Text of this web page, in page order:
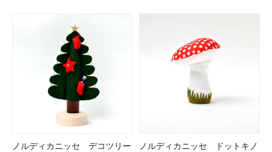
ノルディカニッセ デコツリー
ノルディカニッセ ドットキノ